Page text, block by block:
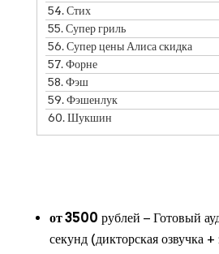
54.Стих
55.Супер гриль
56.Супер цены Алиса скидка
57.Форне
58.Фэш
59.Фэшенлук
60.Шукшин
от 3500 рублей − Готовый
секунд (дикторская озвучка